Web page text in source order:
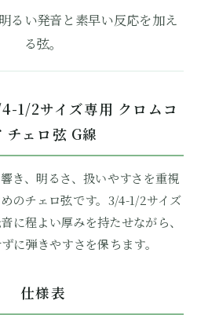
るい発音と素早い反応を加え
る弦。
4-1/2サイズ専用 クロムコ
チェロ弦 G線
き、明るさ、扱いやすさを重視
のチェロ弦です。3/4-1/2サイズ
に程よい厚みを持たせながら、
に弾きやすさを保ちます。
仕様表